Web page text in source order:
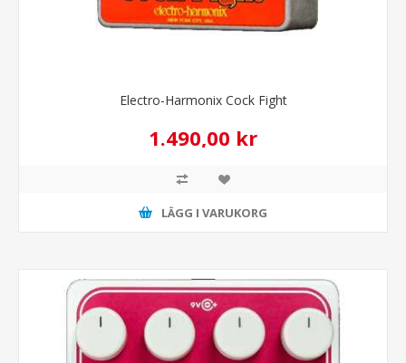
Electro-Harmonix Cock Fight
1.490,00 kr
LÄGG I VARUKORG